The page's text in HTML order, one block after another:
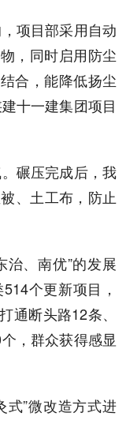
项目部采用自动
，同时启用防尘
合，能降低扬尘
十一建集团项目
碾压完成后，我
、土工布，防止
治、南优”的发展
个更新项目，
通断头路12条、
，群众获得感显
式”微改造方式进